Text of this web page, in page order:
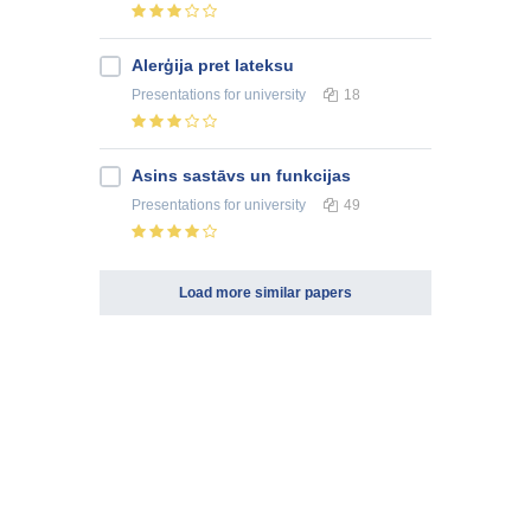
Alerģija pret lateksu
Presentations for university 18
Asins sastāvs un funkcijas
Presentations for university 49
Load more similar papers